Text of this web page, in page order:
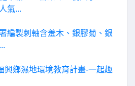
氣...
編製刺軸含羞木、銀膠菊、銀
興鄉濕地環境教育計畫-一起趣